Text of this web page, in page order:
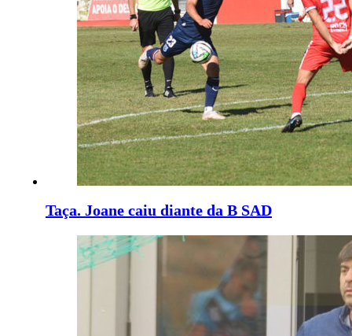
Taça. Joane caiu diante da B SAD